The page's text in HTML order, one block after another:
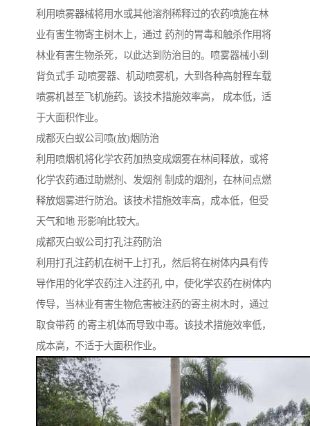
利用喷雾器械将用水或其他溶剂稀释过的农药喷施在林
业有害生物寄主树木上，通过 药剂的胃毒和触杀作用将
林业有害生物杀死，以此达到防治目的。喷雾器械小到
背负式手 动喷雾器、机动喷雾机，大到各种高射程车载
喷雾机甚至飞机施药。该技术措施效率高， 成本低，适
于大面积作业。
成都灭白蚁公司喷(放)烟防治
利用喷烟机将化学农药加热变成烟雾在林间释放，或将
化学农药通过助燃剂、发烟剂 制成的烟剂，在林间点燃
释放烟雾进行防治。该技术措施效率高，成本低，但受
天气和地 形影响比较大。
成都灭白蚁公司打孔注药防治
利用打孔注药机在树干上打孔，然后将在树体内具有传
导作用的化学农药注入注药孔 中，使化学农药在树体内
传导，当林业有害生物危害被注药的寄主树木时，通过
取食带药 的寄主机体而导致中毒。该技术措施效率低，
成本高，不适于大面积作业。